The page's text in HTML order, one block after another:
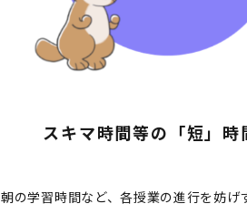
朝の学習時間など、各授業の進行を妨げ